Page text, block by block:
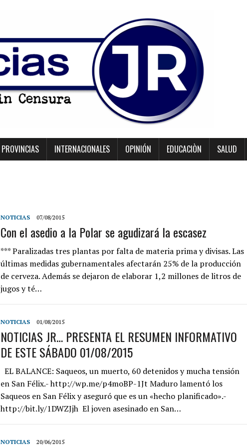
PROVINCIAS INTERNACIONALES OPINIÓN EDUCACIÒN SALUD
NOTICIAS 07/08/2015
Con el asedio a la Polar se agudizará la escasez
*** Paralizadas tres plantas por falta de materia prima y divisas. Las
últimas medidas gubernamentales afectarán 25% de la producción
de cerveza. Además se dejaron de elaborar 1,2 millones de litros de
jugos y té…
NOTICIAS 01/08/2015
NOTICIAS JR… PRESENTA EL RESUMEN INFORMATIVO
DE ESTE SÁBADO 01/08/2015
EL BALANCE: Saqueos, un muerto, 60 detenidos y mucha tensión
en San Félix.- http://wp.me/p4moBP-1Jt Maduro lamentó los
Saqueos en San Félix y aseguró que es un «hecho planificado».-
http://bit.ly/1DWZJjh El joven asesinado en San…
NOTICIAS 20/06/2015